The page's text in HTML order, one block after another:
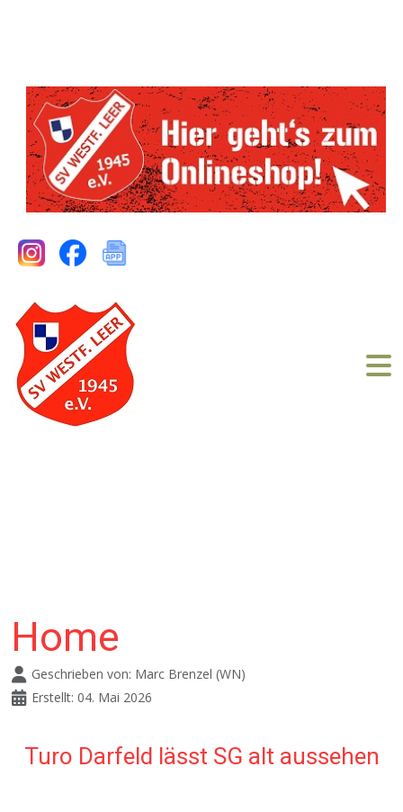
Home
Geschrieben von: Marc Brenzel (WN)
Erstellt: 04. Mai 2026
Turo Darfeld lässt SG alt aussehen